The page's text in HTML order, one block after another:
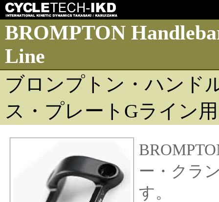
BROMPTON
Line
ブロンプトン・ハンド
ス・プレートGライン用
ー・クラ
す。